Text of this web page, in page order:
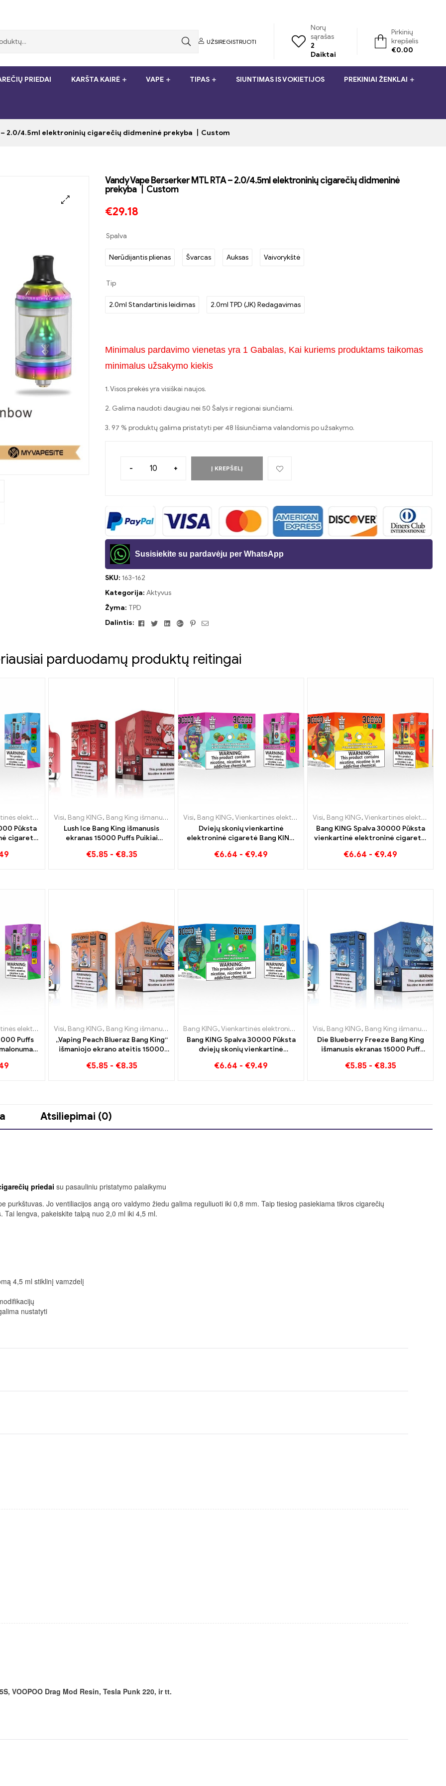
UŽSIREGISTRUOTI
Norų
sąrašas
2
Daiktai
Pirkinių
krepšelis
€0.00
PRIEDAI KARŠTA KAIRĖ VAPE TIPAS SIUNTIMAS IS VOKIETIJOS PREKINIAI ŽENKLAI
– 2.0/4.5ml elektroninių cigarečių didmeninė prekyba 丨Custom
Vandy Vape Berserker MTL RTA – 2.0/4.5ml elektroninių cigarečių didmeninė
prekyba 丨Custom
€29.18
Spalva
Nerūdijantis plienas Švarcas Auksas Vaivorykštė
Tip
2.0ml Standartinis leidimas 2.0ml TPD (JK) Redagavimas
Minimalus pardavimo vienetas yra 1 Gabalas, Kai kuriems produktams taikomas
minimalus užsakymo kiekis
1. Visos prekės yra visiškai naujos.
2. Galima naudoti daugiau nei 50 Šalys ir regionai siunčiami.
3. 97 % produktų galima pristatyti per 48 Išsiunčiama valandomis po užsakymo.
- + Į KREPŠELĮ
Susisiekite su pardavėju per WhatsApp
SKU: 163-162
Kategorija:Aktyvus
Žyma: TPD
Dalintis:
FacebookTwitterLinkedinGoogle+Pinterest
El.
parduodamų produktų reitingai
cigaretės Belgija, Vienkartinės elektroninės cigaretės Danija
cigaretės Lietuva ,Vienkartinės elektroninės cigaretės Liuksemburgas ,Vienkartinės elektroninės cigaretės Nyderlandai
Pūksta
cigaretė
Ice
Visi, Bang KING, Bang King išmanusis ekranas 15000 Puff ,Vienkartinės elektroninės cigaretės Švedija,Vienkartinės
Lush Ice Bang King išmanusis
ekranas 15000 Puffs Puikiai
mišinys
€5.85 - €8.35
Visi, Bang KING,Vienkartinės elektroninės cigaretės Lietuva ,Vienkartinės
Dviejų skonių vienkartinė
elektroninė cigaretė Bang KING
braškių arbūzų ir kivių pasifloros
€6.64 - €9.49
Visi, Bang KING,Vienkartinės elektroninės cigaretės Lietuva
Bang KING Spalva 30000 Pūksta
vienkartinė elektroninė cigaretė.
tropinių braškių mango derinys
€6.64 - €9.49
elektroninės cigaretės Lietuva,Vienkartinės elektroninės cigaretės Liuksemburgas,Vienkartinės elektroninės cigaretės Nyderlandai
cigaretės Lietuva ,Vienkartinės elektroninės cigaretės Liuksemburgas,Vienkartinės elektroninės cigaretės Nyderlandai
Puffs
Visi, Bang KING, Bang King išmanusis ekranas 15000 Puff ,Vienkartinės elektroninės cigaretės Lietuva,Vienkartinės
„Vaping Peach Blueraz Bang King“
išmaniojo ekrano ateitis 15000
€5.85 - €8.35
Bang KING,Vienkartinės elektroninės cigaretės Lietuva ,Vienkartinės elektroninės
Bang KING Spalva 30000 Pūksta
dviejų skonių vienkartinė
Watermelon Bubble Gum Sweet
€6.64 - €9.49
Visi, Bang KING, Bang King išmanusis ekranas 15000 Puff
Die Blueberry Freeze Bang King
išmanusis ekranas 15000 Puff
€5.85 - €8.35
Atsiliepimai (0)
priedai su pasauliniu pristatymo palaikymu
purkštuvas. Jo ventiliacijos angą oro valdymo žiedu galima reguliuoti iki 0,8 mm. Taip tiesiog pasiekiama tikros cigarečių
lengva, pakeiskite talpą nuo 2,0 ml iki 4,5 ml.
4,5 ml stiklinį vamzdelį
nustatyti
VOOPOO Drag Mod Resin, Tesla Punk 220, ir tt.